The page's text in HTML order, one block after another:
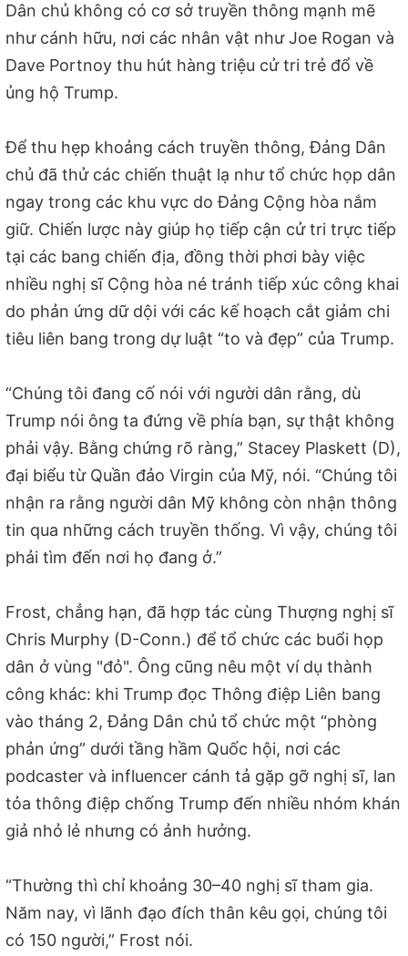
Dân chủ không có cơ sở truyền thông mạnh mẽ
như cánh hữu, nơi các nhân vật như Joe Rogan và
Dave Portnoy thu hút hàng triệu cử tri trẻ đổ về
ủng hộ Trump.
Để thu hẹp khoảng cách truyền thông, Đảng Dân
chủ đã thử các chiến thuật lạ như tổ chức họp dân
ngay trong các khu vực do Đảng Cộng hòa nắm
giữ. Chiến lược này giúp họ tiếp cận cử tri trực tiếp
tại các bang chiến địa, đồng thời phơi bày việc
nhiều nghị sĩ Cộng hòa né tránh tiếp xúc công khai
do phản ứng dữ dội với các kế hoạch cắt giảm chi
tiêu liên bang trong dự luật “to và đẹp” của Trump.
“Chúng tôi đang cố nói với người dân rằng, dù
Trump nói ông ta đứng về phía bạn, sự thật không
phải vậy. Bằng chứng rõ ràng,” Stacey Plaskett (D),
đại biểu từ Quần đảo Virgin của Mỹ, nói. “Chúng tôi
nhận ra rằng người dân Mỹ không còn nhận thông
tin qua những cách truyền thống. Vì vậy, chúng tôi
phải tìm đến nơi họ đang ở.”
Frost, chẳng hạn, đã hợp tác cùng Thượng nghị sĩ
Chris Murphy (D-Conn.) để tổ chức các buổi họp
dân ở vùng "đỏ". Ông cũng nêu một ví dụ thành
công khác: khi Trump đọc Thông điệp Liên bang
vào tháng 2, Đảng Dân chủ tổ chức một “phòng
phản ứng” dưới tầng hầm Quốc hội, nơi các
podcaster và influencer cánh tả gặp gỡ nghị sĩ, lan
tỏa thông điệp chống Trump đến nhiều nhóm khán
giả nhỏ lẻ nhưng có ảnh hưởng.
“Thường thì chỉ khoảng 30–40 nghị sĩ tham gia.
Năm nay, vì lãnh đạo đích thân kêu gọi, chúng tôi
có 150 người,” Frost nói.